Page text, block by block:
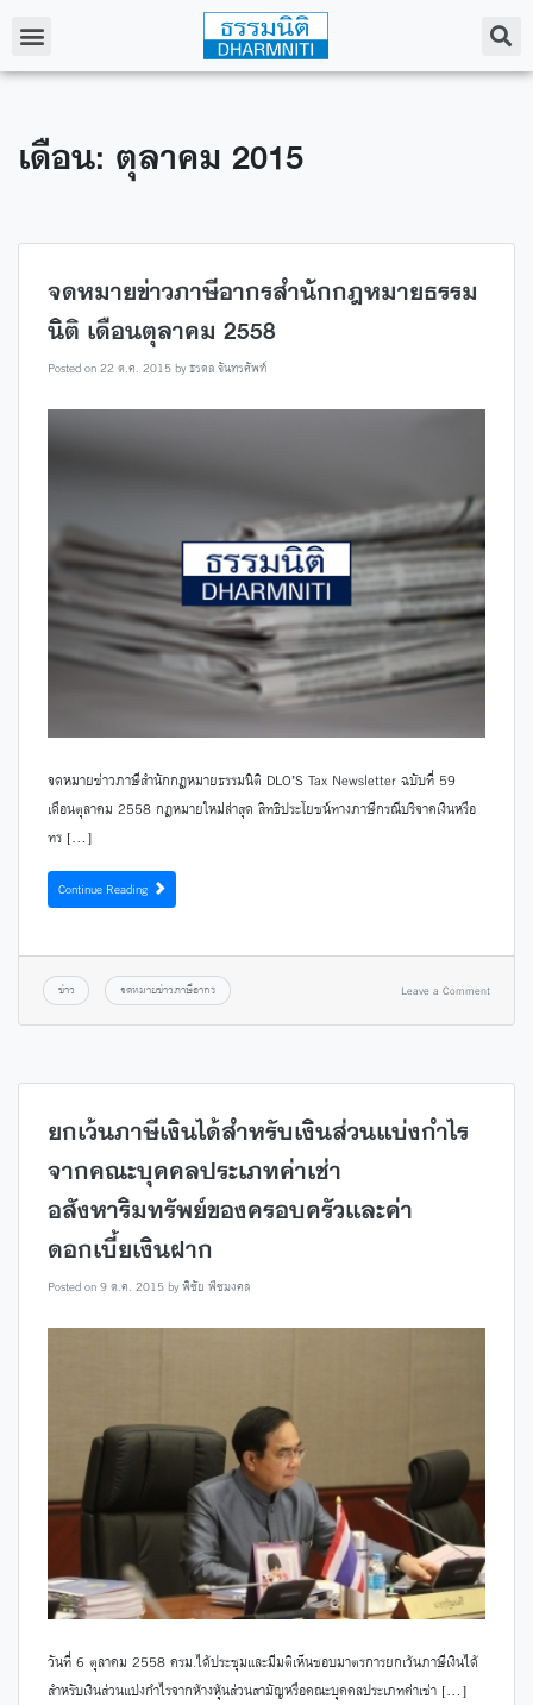
เดือน: ตุลาคม 2015
จดหมายข่าวภาษีอากรสำนักกฎหมายธรรม
นิติ เดือนตุลาคม 2558
Posted on22 ต.ค. 2015byธรดล จันทรศัพท์
จดหมายข่าวภาษีสำนักกฎหมายธรรมนิติ DLO’S Tax Newsletter ฉบับที่ 59
เดือนตุลาคม 2558 กฎหมายใหม่ล่าสุด สิทธิประโยชน์ทางภาษีกรณีบริจาคเงินหรือ
ทร […]
Continue Reading
ข่าว จดหมายข่าวภาษีอากร Leave a Comment
ยกเว้นภาษีเงินได้สำหรับเงินส่วนแบ่งกำไร
จากคณะบุคคลประเภทค่าเช่า
อสังหาริมทรัพย์ของครอบครัวและค่า
ดอกเบี้ยเงินฝาก
Posted on9 ต.ค. 2015byพิชัย พืชมงคล
วันที่ 6 ตุลาคม 2558 ครม.ได้ประชุมและมีมติเห็นชอบมาตรการยกเว้นภาษีเงินได้
สำหรับเงินส่วนแบ่งกำไรจากห้างหุ้นส่วนสามัญหรือคณะบุคคลประเภทค่าเช่า […]